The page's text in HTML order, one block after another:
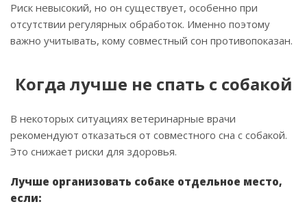
Риск невысокий, но он существует, особенно при
отсутствии регулярных обработок. Именно поэтому
важно учитывать, кому совместный сон противопоказан.
Когда лучше не спать с собакой
В некоторых ситуациях ветеринарные врачи
рекомендуют отказаться от совместного сна с собакой.
Это снижает риски для здоровья.
Лучше организовать собаке отдельное место,
если: